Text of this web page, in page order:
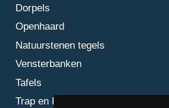
Dorpels
Openhaard
Natuurstenen tegels
Vensterbanken
Tafels
Trap en Bordes